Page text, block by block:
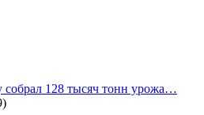
собрал 128 тысяч тонн урожа…